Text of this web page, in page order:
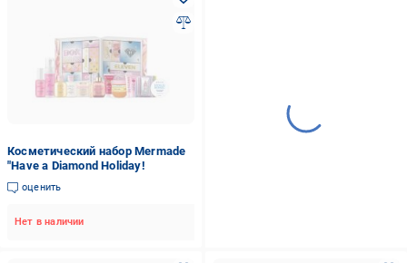
Косметический набор Mermade
"Have a Diamond Holiday!
оценить
Нет в наличии